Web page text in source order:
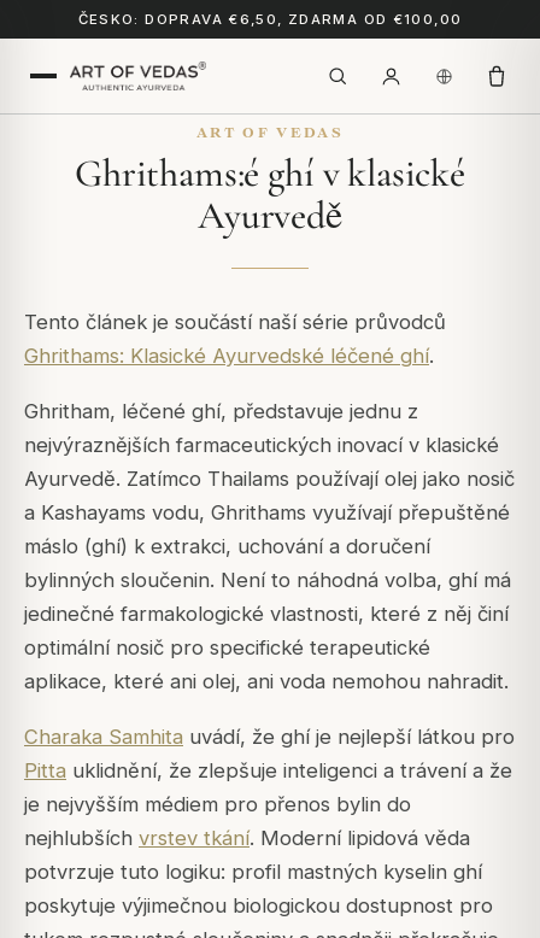
ČESKO: DOPRAVA €6,50, ZDARMA OD €100,00
ART OF VEDAS
Ghrithams:é ghí v klasické
Ayurvedě
Tento článek je součástí naší série průvodců
Ghrithams: Klasické Ayurvedské léčené ghí.
Ghritham, léčené ghí, představuje jednu z
nejvýraznějších farmaceutických inovací v klasické
Ayurvedě. Zatímco Thailams používají olej jako nosič
a Kashayams vodu, Ghrithams využívají přepuštěné
máslo (ghí) k extrakci, uchování a doručení
bylinných sloučenin. Není to náhodná volba, ghí má
jedinečné farmakologické vlastnosti, které z něj činí
optimální nosič pro specifické terapeutické
aplikace, které ani olej, ani voda nemohou nahradit.
Charaka Samhita uvádí, že ghí je nejlepší látkou pro
Pitta uklidnění, že zlepšuje inteligenci a trávení a že
je nejvyšším médiem pro přenos bylin do
nejhlubších vrstev tkání. Moderní lipidová věda
potvrzuje tuto logiku: profil mastných kyselin ghí
poskytuje výjimečnou biologickou dostupnost pro